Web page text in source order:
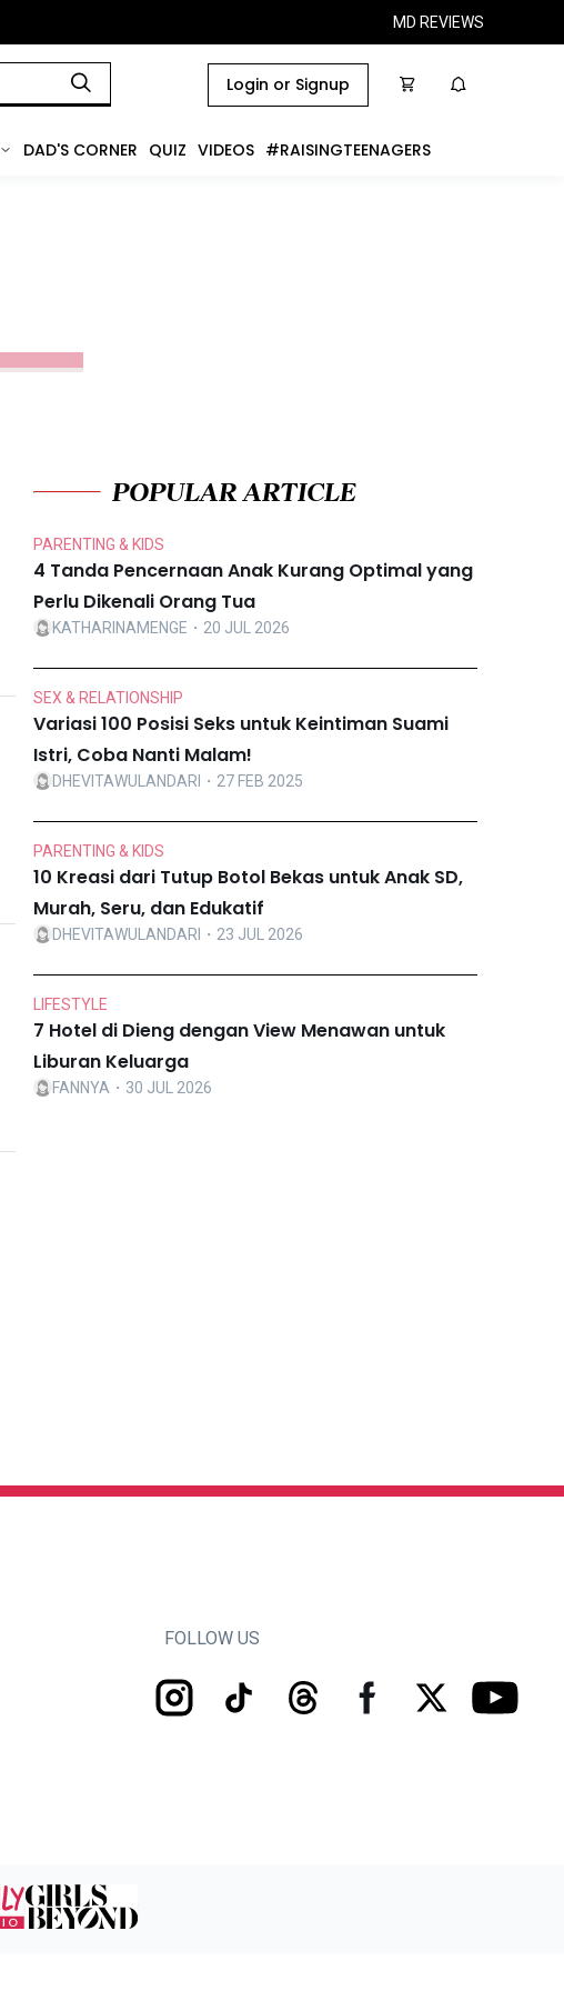
MD REVIEWS
Login or Signup
DAD'S CORNER QUIZ VIDEOS #RAISINGTEENAGERS
POPULAR ARTICLE
PARENTING & KIDS
4 Tanda Pencernaan Anak Kurang Optimal yang
Perlu Dikenali Orang Tua
KATHARINAMENGE ・20 JUL 2026
SEX & RELATIONSHIP
Variasi 100 Posisi Seks untuk Keintiman Suami
Istri, Coba Nanti Malam!
DHEVITAWULANDARI ・27 FEB 2025
PARENTING & KIDS
10 Kreasi dari Tutup Botol Bekas untuk Anak SD,
Murah, Seru, dan Edukatif
DHEVITAWULANDARI ・23 JUL 2026
LIFESTYLE
7 Hotel di Dieng dengan View Menawan untuk
Liburan Keluarga
FANNYA ・30 JUL 2026
FOLLOW US